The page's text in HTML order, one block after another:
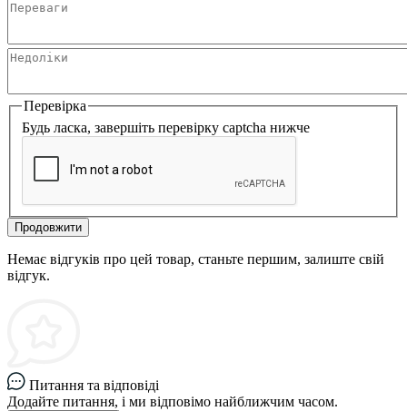
Перевірка
Будь ласка, завершіть перевірку captcha нижче
Продовжити
Немає відгуків про цей товар, станьте першим, залиште свій
відгук.
Питання та відповіді
Додайте питання, і ми відповімо найближчим часом.